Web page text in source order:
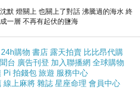
默 燈關上 也關上了對話 沸騰過的海水 終
一層 不再有起伏的鹽海
24h購物 書店 露天拍賣 比比昂代購
台 廣告刊登 加入聯播網 全球購物
Pi 拍錢包 旅遊 服務中心
線上麻將 雜誌 星座命理 會員中心